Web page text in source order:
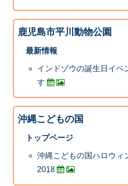
鹿児島市平川動物公園
最新情報
インドゾウの誕生日イベ
す
沖縄こどもの国
トップページ
沖縄こどもの国ハロウィ
2018